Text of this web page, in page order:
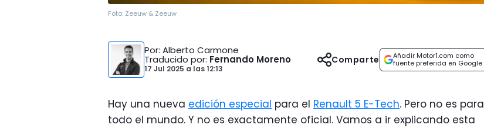
Foto: Zeeuw & Zeeuw
Por: Alberto Carmone
Traducido por: Fernando Moreno
17 Jul 2025 a las12:13
Añadir Motor1.com como
fuente preferida en Google
Comparte
Hay una nueva edición especial para el Renault 5 E-Tech. Pero no es para
todo el mundo. Y no es exactamente oficial. Vamos a ir explicando esta